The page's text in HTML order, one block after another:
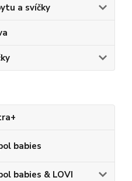
a svíčky
babies
babies & LOVI